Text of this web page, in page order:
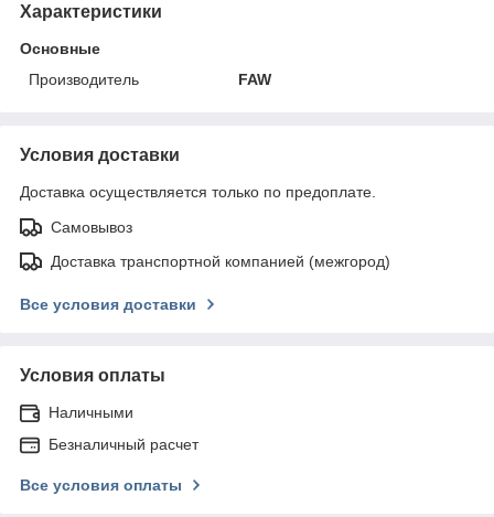
Характеристики
Основные
Производитель
FAW
Условия доставки
Доставка осуществляется только по предоплате.
Самовывоз
Доставка транспортной компанией (межгород)
Все условия доставки
Условия оплаты
Наличными
Безналичный расчет
Все условия оплаты